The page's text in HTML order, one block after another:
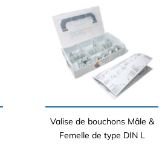
Valise de bouchons Mâle &
Femelle de type DIN L